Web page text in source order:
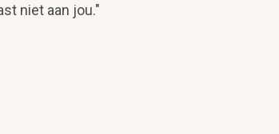
niet aan jou."